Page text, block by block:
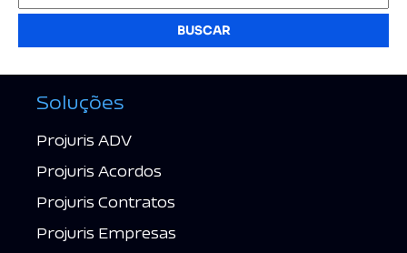
BUSCAR
Soluções
Projuris ADV
Projuris Acordos
Projuris Contratos
Projuris Empresas